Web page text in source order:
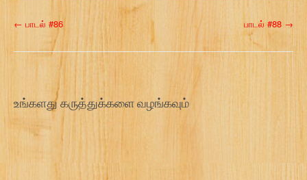
P
o
t
n
← பாடல் #86 பாடல் #88 →
உங்களது கருத்துக்களை வழங்கவும்